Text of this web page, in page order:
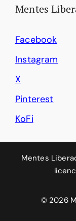
Mentes
Facebook
Instagram
X
Pinterest
KoFi
Mentes
© 2026